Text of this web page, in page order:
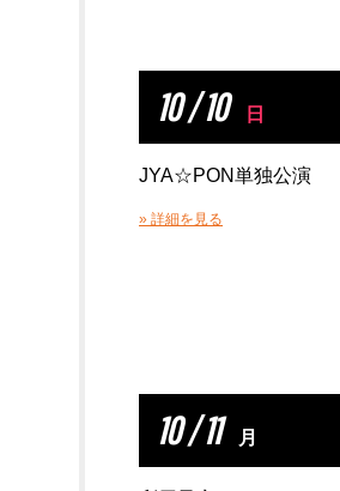
10 / 10 日
JYA☆PON単独公演
» 詳細を見る
10 / 11 月